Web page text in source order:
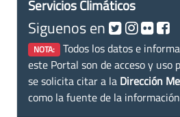
Servicios Climáticos
Siguenos en
NOTA: Todos los datos e
este Portal son de acceso y uso
se solicita citar a la Dirección
como la fuente de la